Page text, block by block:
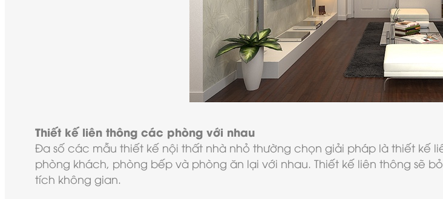
Thiết kế liên thông các phòng với nhau
Đa số các mẫu thiết kế nội thất nhà nhỏ thường chọn giải pháp là thiết kế
phòng khách, phòng bếp và phòng ăn lại với nhau. Thiết kế liên thông sẽ
tích không gian.